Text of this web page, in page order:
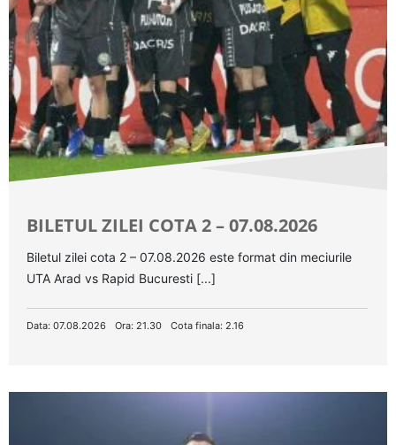
BILETUL ZILEI COTA 2 – 07.08.2026
Biletul zilei cota 2 – 07.08.2026 este format din meciurile
UTA Arad vs Rapid Bucuresti [...]
Data: 07.08.2026 Ora: 21.30 Cota finala: 2.16